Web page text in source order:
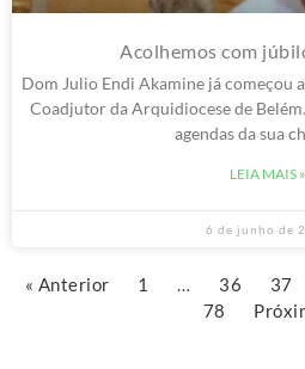
Acolhemos com
Dom Julio Endi Akamine já começou
Coadjutor da Arquidiocese de
agendas da sua
LEIA MAIS »
6 de junho de
« Anterior 1 … 36 37
78